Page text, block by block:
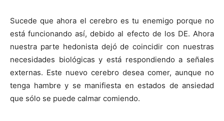
Sucede que ahora el cerebro es tu enemigo porque no
está funcionando así, debido al efecto de los DE. Ahora
nuestra parte hedonista dejó de coincidir con nuestras
necesidades biológicas y está respondiendo a señales
externas. Este nuevo cerebro desea comer, aunque no
tenga hambre y se manifiesta en estados de ansiedad
que sólo se puede calmar comiendo.